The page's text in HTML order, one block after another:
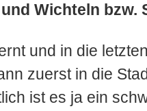
Wichteln bzw.
und in die
zuerst in die
ist es ja ein